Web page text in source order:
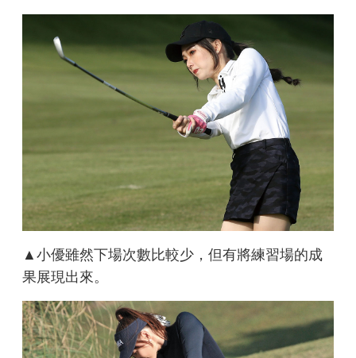
▲小優雖然下場次數比較少，但有將練習場的成
果展現出來。